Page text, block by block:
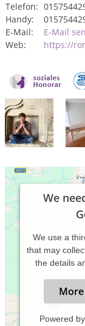
Telefon:
Handy:
E-Mail:
E-Mail
Web:
https://
We
We use a
that may
the details
Powered by